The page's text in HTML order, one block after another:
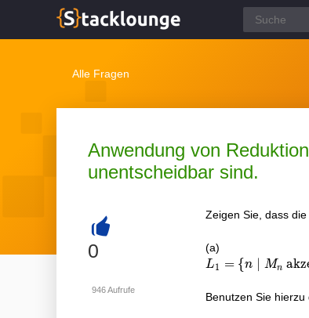
Alle Fragen
Anwendung von
unentscheidbar sind.
+
0
946Aufrufe
Zeigen Sie, dass
(a)
L_{1}=\left\
M_{n} \text
L1 = {n Mn
Benutzen Sie